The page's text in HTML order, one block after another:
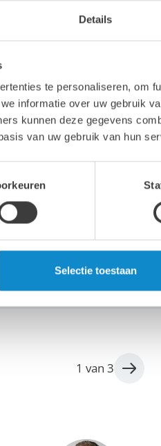
Details
te personaliseren, om
informatie over uw gebruik
kunnen deze gegevens
van uw gebruik van hun
Selectie toestaan
AS in
de aandelen van Fyksen
deel uit van de LUTZE
slijtage en chemische
pomphuis van een
1 van 3